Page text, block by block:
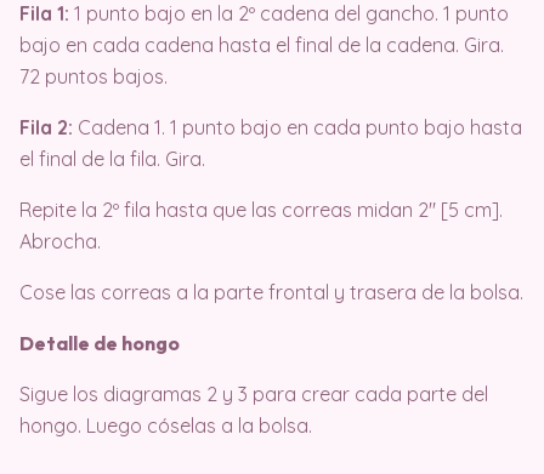
Fila 1: 1 punto bajo en la 2º cadena del gancho. 1 punto
bajo en cada cadena hasta el final de la cadena. Gira.
72 puntos bajos.
Fila 2: Cadena 1. 1 punto bajo en cada punto bajo hasta
el final de la fila. Gira.
Repite la 2º fila hasta que las correas midan 2″ [5 cm].
Abrocha.
Cose las correas a la parte frontal y trasera de la bolsa.
Detalle de hongo
Sigue los diagramas 2 y 3 para crear cada parte del
hongo. Luego cóselas a la bolsa.